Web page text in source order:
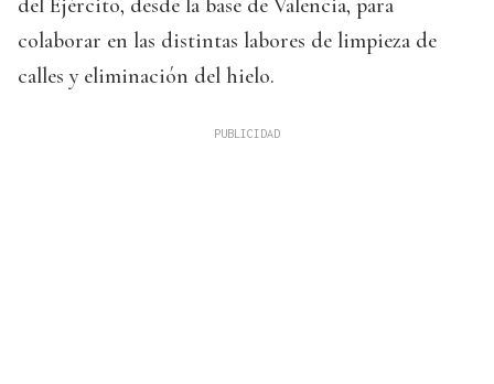
colaborar en las distintas labores de limpieza de
calles y eliminación del hielo.